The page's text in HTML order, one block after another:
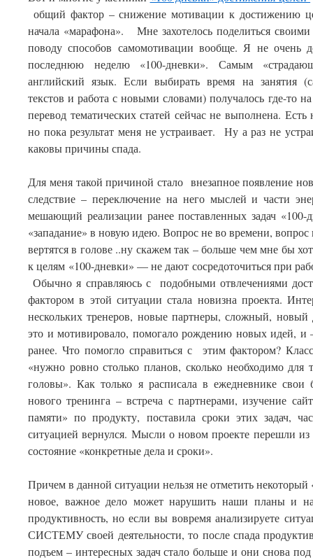
общий фактор – снижение мотивации к достижению
начала «марафона». Мне захотелось поделиться
поводу способов самомотивации вообще. Я не очень
последнюю неделю «100-дневки». Самым
английский язык. Если выбирать время на занятия
текстов и работа с новыми словами) получалось где-то
перевод тематических статей сейчас не выполнена.
но пока результат меня не устраивает. Ну а раз не
каковы причины спада.
Для меня такой причиной стало внезапное появление
следствие – переключение на него мыслей и части
мешающий реализации ранее поставленных задач
«западание» в новую идею. Вопрос не во времени,
вертятся в голове ..ну скажем так – больше чем мне бы
к целям «100-дневки» — не дают сосредоточиться при
Обычно я справляюсь с подобными отвлечениями
фактором в этой ситуации стала новизна проекта.
нескольких тренеров, новые партнеры, сложный, новый
это и мотивировало, помогало рождению новых идей, и
ранее. Что помогло справиться с этим фактором?
«нужно ровно столько планов, сколько необходимо для
головы». Как только я расписала в ежедневнике
нового тренинга – встреча с партнерами, изучение
памяти» по продукту, поставила сроки этих задач,
ситуацией вернулся. Мысли о новом проекте перешли
состояние «конкретные дела и сроки».
Причем в данной ситуации нельзя не отметить
новое, важное дело может нарушить наши планы и на
продуктивность, но если вы вовремя анализируете
СИСТЕМУ своей деятельности, то после спада
подъем – интересных задач стало больше и они снова